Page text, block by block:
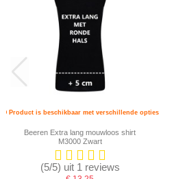
Product is beschikbaar met verschillende opties
Beeren Extra lang mouwloos shirt
M3000 Zwart
(5/5) uit 1 reviews